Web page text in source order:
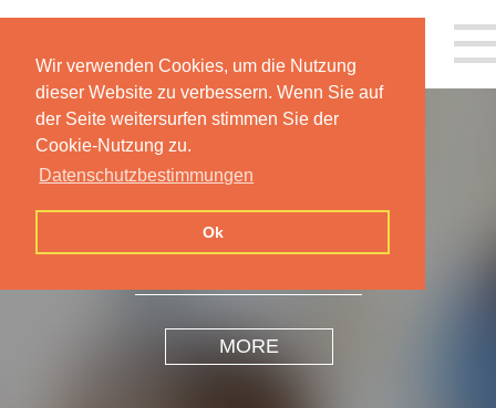
Wir verwenden Cookies, um die Nutzung
dieser Website zu verbessern. Wenn Sie auf
der Seite weitersurfen stimmen Sie der
Cookie-Nutzung zu.
Datenschutzbestimmungen
Ok
INSPIRATION
DESIGN
MORE